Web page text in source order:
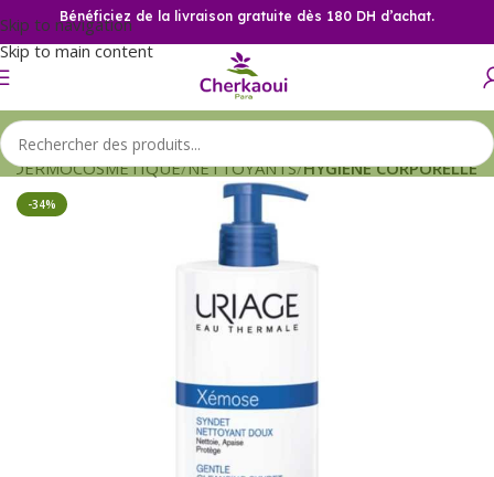
Skip to navigation
Skip to main content
Bénéficiez de la livraison gratuite dès 180 DH d’achat.
DERMOCOSMETIQUE NETTOYANTS HYGIENE CORPORELLE
-34%